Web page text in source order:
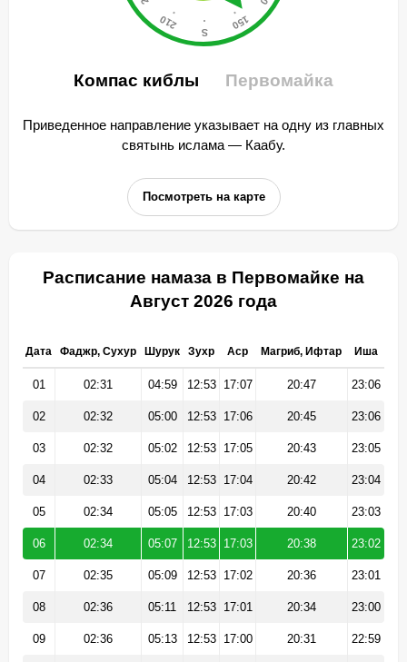
Компас киблы Первомайка
Приведенное направление указывает на одну из главных
святынь ислама — Каабу.
Посмотреть на карте
Расписание намаза в Первомайке на
Август 2026 года
Дата Фаджр, Сухур Шурук Зухр Аср Магриб, Ифтар Иша
01 02:31 04:59 12:53 17:07 20:47 23:06
02 02:32 05:00 12:53 17:06 20:45 23:06
03 02:32 05:02 12:53 17:05 20:43 23:05
04 02:33 05:04 12:53 17:04 20:42 23:04
05 02:34 05:05 12:53 17:03 20:40 23:03
06 02:34 05:07 12:53 17:03 20:38 23:02
07 02:35 05:09 12:53 17:02 20:36 23:01
08 02:36 05:11 12:53 17:01 20:34 23:00
09 02:36 05:13 12:53 17:00 20:31 22:59